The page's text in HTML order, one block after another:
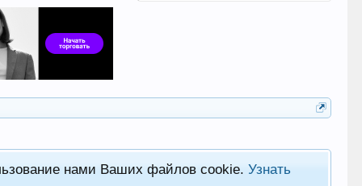
нами Ваших файлов cookie.Узнать